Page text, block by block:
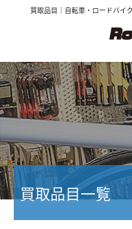
買取品目｜自転車・ロードバイ
買取品目一覧